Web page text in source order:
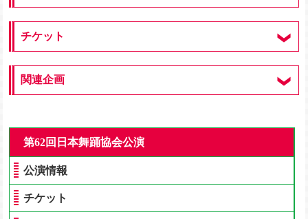
チケット
関連企画
第62回日本舞踊協会公演
公演情報
チケット